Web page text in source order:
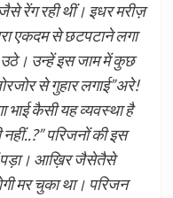
रेंग रही थीं। इधर मरीज़
एकदम से छटपटाने लगा
उन्हें इस जाम में कुछ
से गुहार लगाई”अरे!
भाई कैसी यह व्यवस्था है
परिजनों की इस
पड़ा। आख़िर जैसेतैसे
मर चुका था। परिजन